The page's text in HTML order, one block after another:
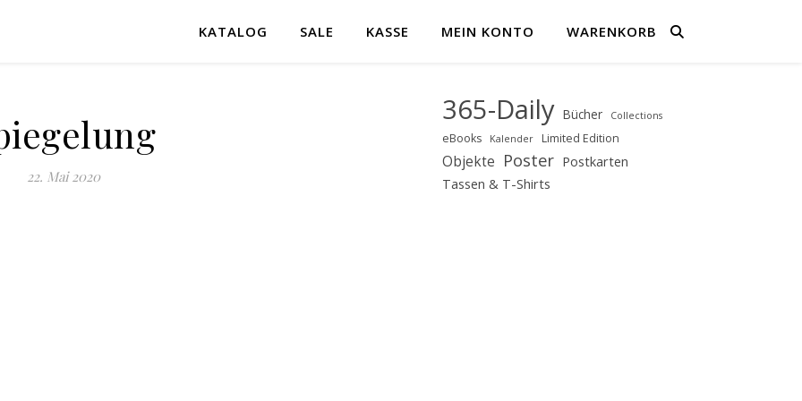
KATALOG SALE KASSE MEIN KONTO WARENKORB
22. Mai 2020
365-Daily Bücher Collections
eBooks Kalender Limited Edition
Objekte Poster Postkarten
Tassen & T-Shirts